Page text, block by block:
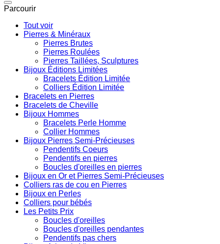
Parcourir
Tout voir
Pierres & Minéraux
Pierres Brutes
Pierres Roulées
Pierres Taillées, Sculptures
Bijoux Éditions Limitées
Bracelets Édition Limitée
Colliers Édition Limitée
Bracelets en Pierres
Bracelets de Cheville
Bijoux Hommes
Bracelets Perle Homme
Collier Hommes
Bijoux Pierres Semi-Précieuses
Pendentifs Coeurs
Pendentifs en pierres
Boucles d'oreilles en pierres
Bijoux en Or et Pierres Semi-Précieuses
Colliers ras de cou en Pierres
Bijoux en Perles
Colliers pour bébés
Les Petits Prix
Boucles d'oreilles
Boucles d'oreilles pendantes
Pendentifs pas chers